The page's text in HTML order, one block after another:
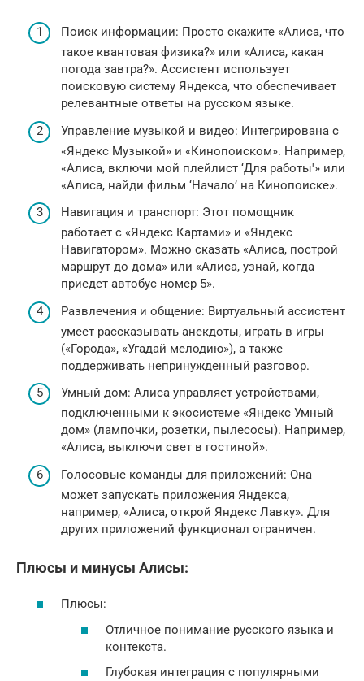
Поиск информации: Просто скажите «Алиса, что
такое квантовая физика?» или «Алиса, какая
погода завтра?». Ассистент использует
поисковую систему Яндекса, что обеспечивает
релевантные ответы на русском языке.
Управление музыкой и видео: Интегрирована с
«Яндекс Музыкой» и «Кинопоиском». Например,
«Алиса, включи мой плейлист ‘Для работы'» или
«Алиса, найди фильм ‘Начало’ на Кинопоиске».
Навигация и транспорт: Этот помощник
работает с «Яндекс Картами» и «Яндекс
Навигатором». Можно сказать «Алиса, построй
маршрут до дома» или «Алиса, узнай, когда
приедет автобус номер 5».
Развлечения и общение: Виртуальный ассистент
умеет рассказывать анекдоты, играть в игры
(«Города», «Угадай мелодию»), а также
поддерживать непринужденный разговор.
Умный дом: Алиса управляет устройствами,
подключенными к экосистеме «Яндекс Умный
дом» (лампочки, розетки, пылесосы). Например,
«Алиса, выключи свет в гостиной».
Голосовые команды для приложений: Она
может запускать приложения Яндекса,
например, «Алиса, открой Яндекс Лавку». Для
других приложений функционал ограничен.
Плюсы и минусы Алисы:
Плюсы:
Отличное понимание русского языка и
контекста.
Глубокая интеграция с популярными